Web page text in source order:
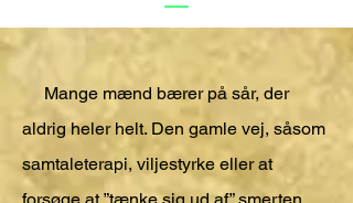
Mange mænd bærer på sår, der
aldrig heler helt. Den gamle vej, såsom
samtaleterapi, viljestyrke eller at